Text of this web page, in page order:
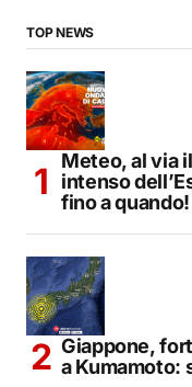
TOP NEWS
Meteo, al via
intenso
fino a quando!
Giappone,
a Kumamoto: